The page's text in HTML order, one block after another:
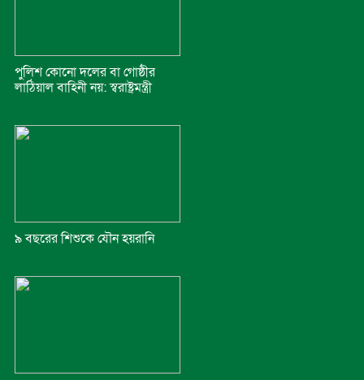
পুলিশ কোনো দলের বা গোষ্ঠীর
লাঠিয়াল বাহিনী নয়: স্বরাষ্ট্রমন্ত্রী
৯ বছরের শিশুকে যৌন হয়রানি